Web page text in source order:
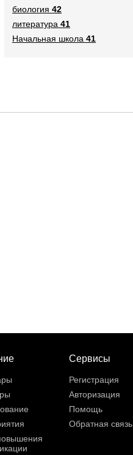
биология 42
литература 41
Начальная школа 41
Сервисы
Регистрация
Авторизация
Помощь
Обратная связь